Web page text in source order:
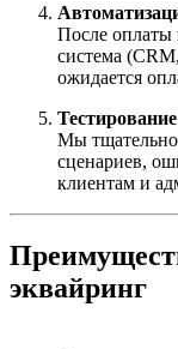
После оплаты
система
ожидается
Мы тщательно
сценариев,
клиентам и
эквайринг